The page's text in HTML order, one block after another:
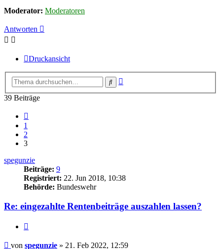
Moderator: Moderatoren
Antworten
Druckansicht
Suche
39 Beiträge
1
2
3
spegunzie
Beiträge: 9
Registriert: 22. Jun 2018, 10:38
Behörde: Bundeswehr
Re: eingezahlte Rentenbeiträge auszahlen lassen?
Beitrag
von spegunzie » 21. Feb 2022, 12:59